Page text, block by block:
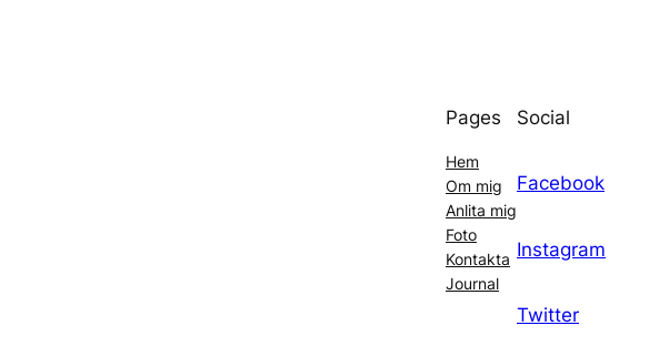
Pages
Hem
Om mig
Anlita mig
Foto
Kontakta
Journal
Social
Facebook
Instagram
Twitter